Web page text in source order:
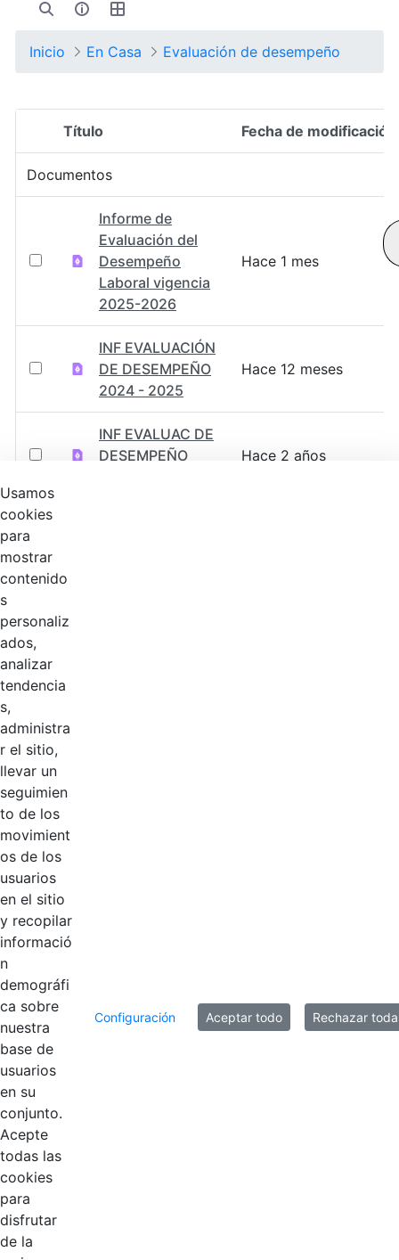
Inicio En Casa Evaluación de desempeño
Selección del elemento
Título Fecha de modificación
Documentos
Informe de
Evaluación del
Desempeño
Laboral vigencia
2025-2026
Hace 1 mes
INF EVALUACIÓN
DE DESEMPEÑO
2024 - 2025
Hace 12 meses
INF EVALUAC DE
DESEMPEÑO
Hace 2 años
Mostrando el intervalo 1 - 9 de 9 resultados.
Usamos
cookies
para
mostrar
contenido
s
personaliz
ados,
analizar
tendencia
s,
administra
r el sitio,
llevar un
seguimien
to de los
movimient
os de los
usuarios
en el sitio
y recopilar
informació
n
demográfi
ca sobre
nuestra
base de
usuarios
en su
conjunto.
Acepte
todas las
cookies
para
disfrutar
de la
Configuración Aceptar todo Rechazar